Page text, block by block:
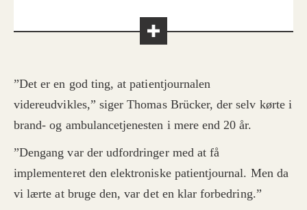
”Det er en god ting, at patientjournalen
videreudvikles,” siger Thomas Brücker, der selv kørte i
brand- og ambulancetjenesten i mere end 20 år.
”Dengang var der udfordringer med at få
implementeret den elektroniske patientjournal. Men da
vi lærte at bruge den, var det en klar forbedring.”